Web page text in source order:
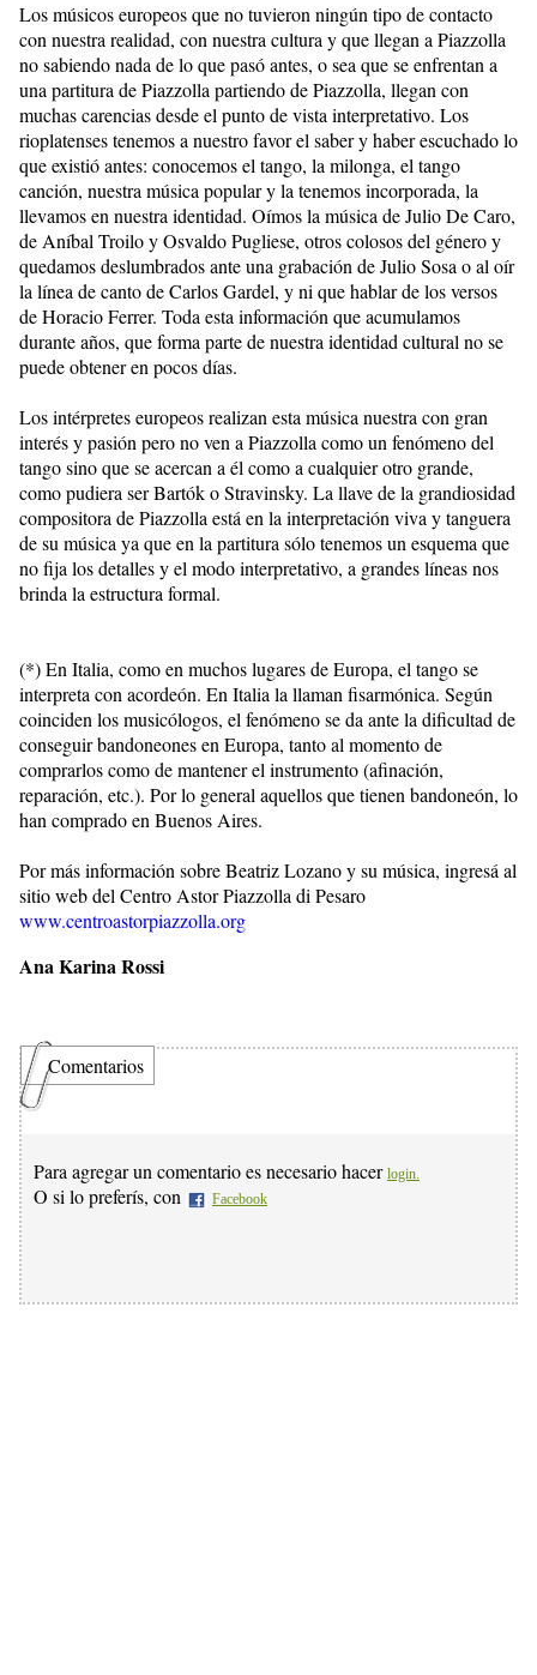
Los músicos europeos que no tuvieron ningún tipo de contacto
con nuestra realidad, con nuestra cultura y que llegan a Piazzolla
no sabiendo nada de lo que pasó antes, o sea que se enfrentan a
una partitura de Piazzolla partiendo de Piazzolla, llegan con
muchas carencias desde el punto de vista interpretativo. Los
rioplatenses tenemos a nuestro favor el saber y haber escuchado lo
que existió antes: conocemos el tango, la milonga, el tango
canción, nuestra música popular y la tenemos incorporada, la
llevamos en nuestra identidad. Oímos la música de Julio De Caro,
de Aníbal Troilo y Osvaldo Pugliese, otros colosos del género y
quedamos deslumbrados ante una grabación de Julio Sosa o al oír
la línea de canto de Carlos Gardel, y ni que hablar de los versos
de Horacio Ferrer. Toda esta información que acumulamos
durante años, que forma parte de nuestra identidad cultural no se
puede obtener en pocos días.
Los intérpretes europeos realizan esta música nuestra con gran
interés y pasión pero no ven a Piazzolla como un fenómeno del
tango sino que se acercan a él como a cualquier otro grande,
como pudiera ser Bartók o Stravinsky. La llave de la grandiosidad
compositora de Piazzolla está en la interpretación viva y tanguera
de su música ya que en la partitura sólo tenemos un esquema que
no fija los detalles y el modo interpretativo, a grandes líneas nos
brinda la estructura formal.
(*) En Italia, como en muchos lugares de Europa, el tango se
interpreta con acordeón. En Italia la llaman fisarmónica. Según
coinciden los musicólogos, el fenómeno se da ante la dificultad de
conseguir bandoneones en Europa, tanto al momento de
comprarlos como de mantener el instrumento (afinación,
reparación, etc.). Por lo general aquellos que tienen bandoneón, lo
han comprado en Buenos Aires.
Por más información sobre Beatriz Lozano y su música, ingresá al
sitio web del Centro Astor Piazzolla di Pesaro
www.centroastorpiazzolla.org
Ana Karina Rossi
Comentarios
Para agregar un comentario es necesario hacer login.
O si lo preferís, con Facebook